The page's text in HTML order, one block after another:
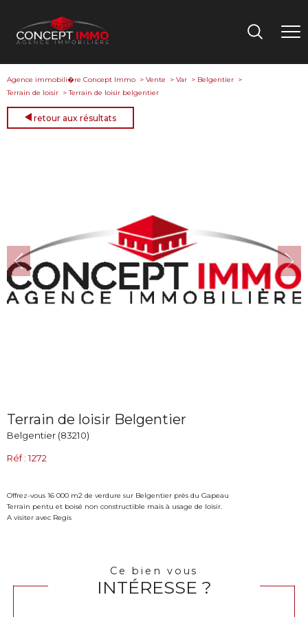
Agence immobili�re Concept Immo Vente Var
Belgentier
Terrain de loisir
Terrain de loisir belgentier
retour aux résultats
Terrain de loisir Belgentier
Belgentier (83210)
Réf : 1272
Offrez-vous 16 000 m2 de verdure sur Belgentier près du Gapeau
Terrain pentu et boisé non constructible mais à usage de loisir.
A visiter avec Regis
Ce bien vous
INTÉRESSE ?